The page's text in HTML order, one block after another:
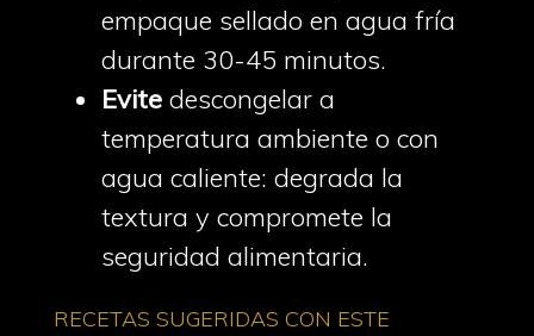
empaque sellado en agua fría
durante 30-45 minutos.
Evite descongelar a
temperatura ambiente o con
agua caliente: degrada la
textura y compromete la
seguridad alimentaria.
RECETAS SUGERIDAS CON ESTE